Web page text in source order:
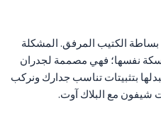
الكتيب المرفق. المشكلة
نفسها؛ فهي مصممة لجدران
بتثبيتات تناسب جدارك ونركب
شيفون مع البلاك آوت.